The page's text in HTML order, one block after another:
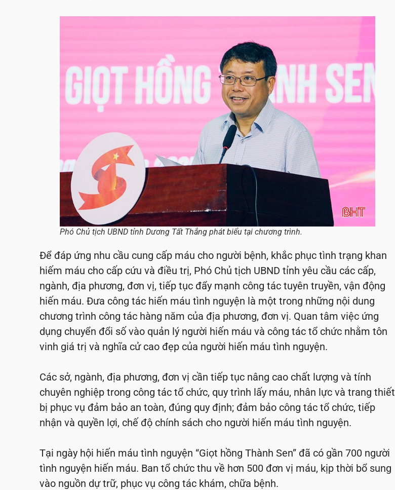
Phó Chủ tịch UBND tỉnh Dương Tất Thắng phát biểu tại chương trình.
Để đáp ứng nhu cầu cung cấp máu cho người bệnh, khắc phục tình trạng khan
hiếm máu cho cấp cứu và điều trị, Phó Chủ tịch UBND tỉnh yêu cầu các cấp,
ngành, địa phương, đơn vị, tiếp tục đẩy mạnh công tác tuyên truyền, vận động
hiến máu. Đưa công tác hiến máu tình nguyện là một trong những nội dung
chương trình công tác hàng năm của địa phương, đơn vị. Quan tâm việc ứng
dụng chuyển đổi số vào quản lý người hiến máu và công tác tổ chức nhằm tôn
vinh giá trị và nghĩa cử cao đẹp của người hiến máu tình nguyện.
Các sở, ngành, địa phương, đơn vị cần tiếp tục nâng cao chất lượng và tính
chuyên nghiệp trong công tác tổ chức, quy trình lấy máu, nhân lực và trang thiết
bị phục vụ đảm bảo an toàn, đúng quy định; đảm bảo công tác tổ chức, tiếp
nhận và quyền lợi, chế độ chính sách cho người hiến máu tình nguyện.
Tại ngày hội hiến máu tình nguyện “Giọt hồng Thành Sen” đã có gần 700 người
tình nguyện hiến máu. Ban tổ chức thu về hơn 500 đơn vị máu, kịp thời bổ sung
vào nguồn dự trữ, phục vụ công tác khám, chữa bệnh.